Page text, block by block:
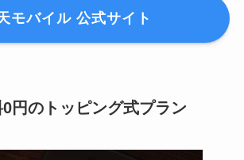
モバイル 公式サイト
円のトッピング式プラン